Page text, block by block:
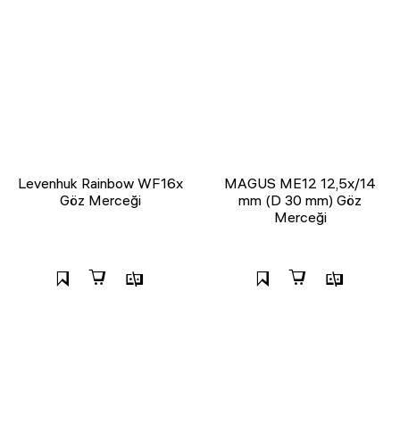
Levenhuk Rainbow WF16x
Göz Merceği
MAGUS ME12 12,5х/14
mm (D 30 mm) Göz
Merceği